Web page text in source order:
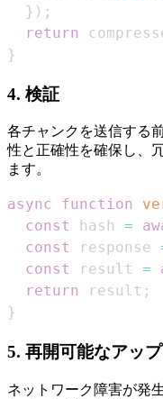
} ) ;
return
}
4. 検証
各チャンクを送信する
性と正確性を確保し、
ます。
async function
const
hash =
const
response
const
result =
return
result ;
}
5. 再開可能なアッ
ネットワーク障害が発